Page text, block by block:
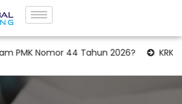
Nomor 44 Tahun 2026? KRK